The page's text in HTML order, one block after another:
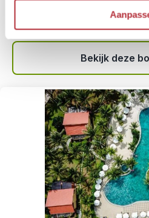
Activiteit:
boottocht naar
Meer informatie
Bekijk deze